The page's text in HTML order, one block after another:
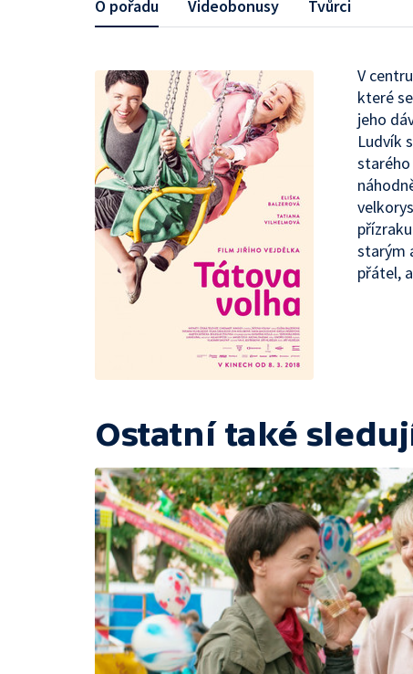
O pořadu Videobonusy Tvůrci
V
které
jeho
Ludvík
starého
starým
přátel,
Ostatní také